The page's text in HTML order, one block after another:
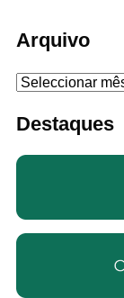
Arquivo
Arquivo
Destaques